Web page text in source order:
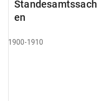
Standesamtssach
en
1900-1910